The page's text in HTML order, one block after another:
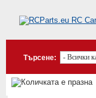
Търсене: